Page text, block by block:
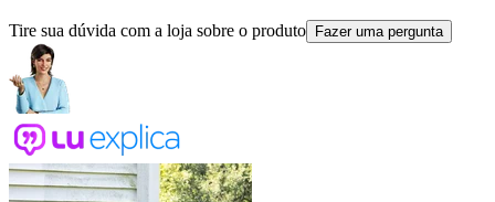
Tire sua dúvida com a loja sobre o produto Fazer uma pergunta